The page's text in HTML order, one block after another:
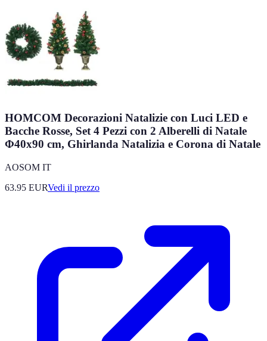
HOMCOM Decorazioni Natalizie con Luci LED e
Bacche Rosse, Set 4 Pezzi con 2 Alberelli di Natale
Φ40x90 cm, Ghirlanda Natalizia e Corona di Natale
AOSOM IT
63.95 EURVedi il prezzo